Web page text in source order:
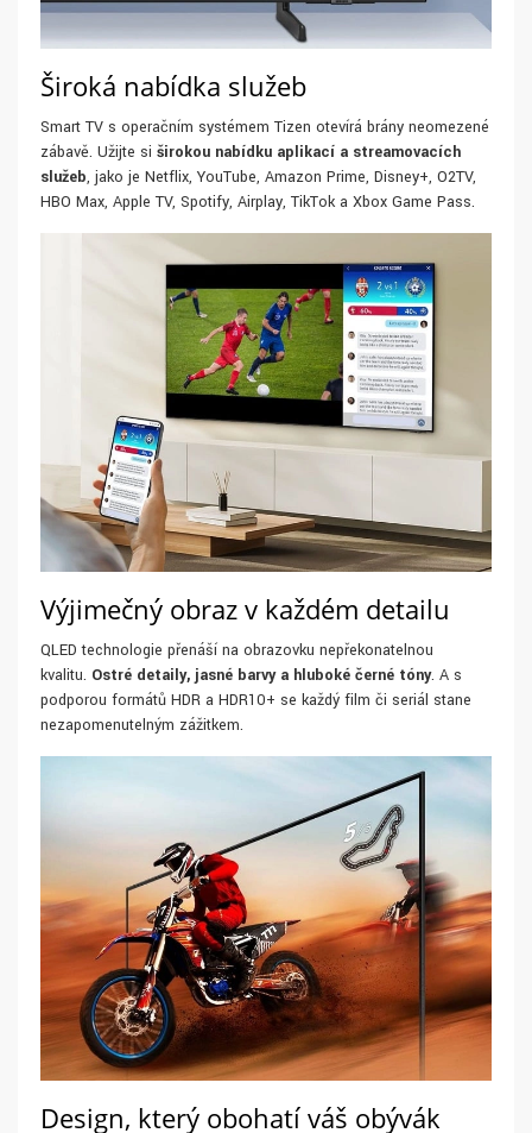
Široká nabídka služeb
Smart TV s operačním systémem Tizen otevírá brány neomezené
zábavě. Užijte si širokou nabídku aplikací a streamovacích
služeb, jako je Netflix, YouTube, Amazon Prime, Disney+, O2TV,
HBO Max, Apple TV, Spotify, Airplay, TikTok a Xbox Game Pass.
Výjimečný obraz v každém detailu
QLED technologie přenáší na obrazovku nepřekonatelnou
kvalitu. Ostré detaily, jasné barvy a hluboké černé tóny. A s
podporou formátů HDR a HDR10+ se každý film či seriál stane
nezapomenutelným zážitkem.
Design, který obohatí váš obývák